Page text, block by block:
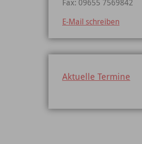
Fax: 09655 7569842
E-Mail schreiben
Aktuelle Termine